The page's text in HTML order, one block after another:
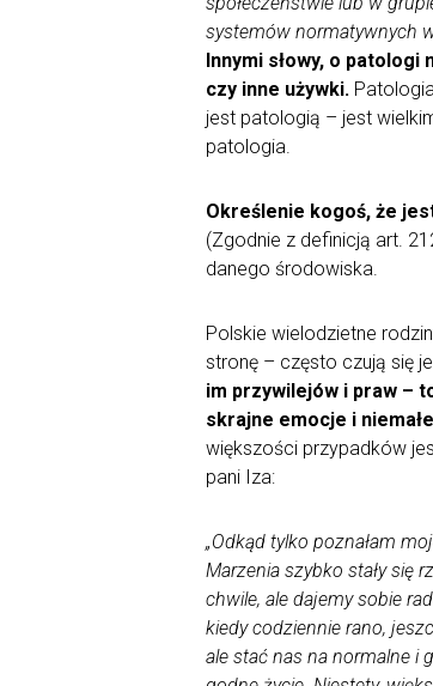
systemów normatywnych
Innymi słowy, o
czy inne używki.
jest patologią – jest
patologia.
Określenie kogoś, że
(Zgodnie z definicją art.
danego środowiska.
Polskie wielodzietne
stronę – często czują się
im przywilejów i praw –
skrajne emocje i
większości przypadków
pani Iza:
„Odkąd tylko poznałam
Marzenia szybko stały się
chwile, ale dajemy sobie
kiedy codziennie rano,
ale stać nas na normalne i